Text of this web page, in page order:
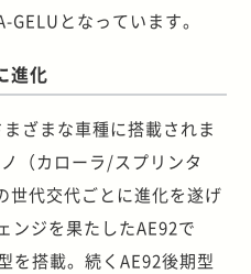
となっています。
進化
ざまな車種に搭載されま
（カローラ/スプリンタ
世代交代ごとに進化を遂げ
ンジを果たしたAE92で
を搭載。続くAE92後期型